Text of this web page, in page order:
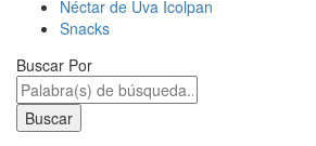
Néctar de Uva Icolpan
Snacks
Buscar Por
Buscar